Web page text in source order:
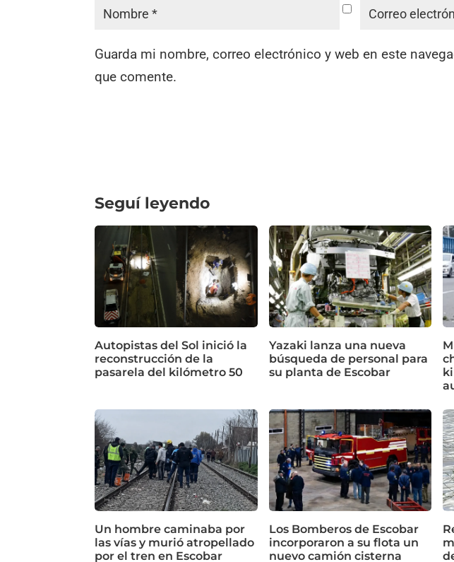
Guarda mi nombre, correo electrónico y web en este
que comente.
Seguí leyendo
Autopistas del Sol inició la
reconstrucción de la
pasarela del kilómetro 50
Yazaki lanza una nueva
búsqueda de personal para
su planta de Escobar
Un hombre caminaba por
las vías y murió atropellado
por el tren en Escobar
Los Bomberos de Escobar
incorporaron a su flota un
nuevo camión cisterna